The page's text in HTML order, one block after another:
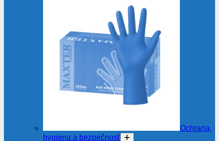
Ochrana,
hygiena a bezpečnosť